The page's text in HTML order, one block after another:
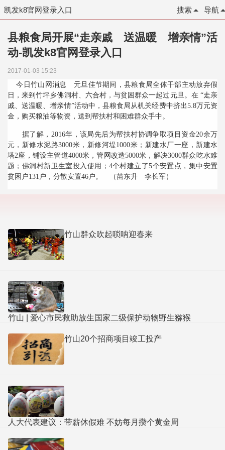
凯发k8官网登录入口 导航
搜索
县粮食局开展“走亲戚 送温暖 增亲情”活
动-凯发k8官网登录入口
2017-01-03 15:23
今日竹山网消息 元旦佳节期间，县粮食局全体干部主动放弃假
日，来到竹坪乡佛洞村、六合村，与贫困群众一起过元旦。在“走亲
戚、送温暖、增亲情”活动中，县粮食局从机关经费中挤出5.8万元资
金，购买粮油等物资，送到帮扶村和困难群众手中。
据了解， 2016年，该局先后为帮扶村协调争取项目资金20余万
元，新修水泥路3000米，新修河堤1000米；新建水厂一座，新建水
塔2座，铺设主管道4000米，管网改造5000米，解决3000群众吃水难
题；佛洞村新卫生室投入使用； 4个村建立了5个安置点，集中安置
贫困户131 户，分散安置46户。 （苗东升 李长军）
竹山群众吹起唢呐迎春来
竹山 | 爱心市民救助放生国家二级保护动物野生猕猴
竹山20个招商项目竣工投产
人大代表建议：带薪休假难 不妨每月攒个黄金周